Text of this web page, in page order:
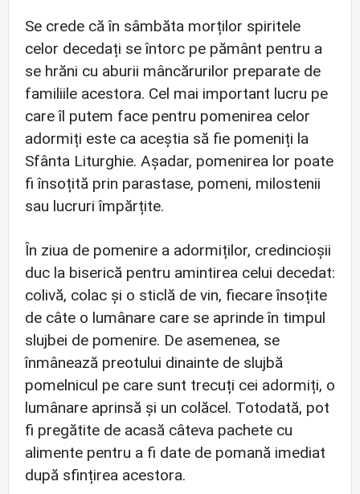
Se crede că în sâmbăta morților spiritele
celor decedați se întorc pe pământ pentru a
se hrăni cu aburii mâncărurilor preparate de
familiile acestora. Cel mai important lucru pe
care îl putem face pentru pomenirea celor
adormiți este ca aceștia să fie pomeniți la
Sfânta Liturghie. Așadar, pomenirea lor poate
fi însoțită prin parastase, pomeni, milostenii
sau lucruri împărțite.
În ziua de pomenire a adormiților, credincioșii
duc la biserică pentru amintirea celui decedat:
colivă, colac și o sticlă de vin, fiecare însoțite
de câte o lumânare care se aprinde în timpul
slujbei de pomenire. De asemenea, se
înmânează preotului dinainte de slujbă
pomelnicul pe care sunt trecuți cei adormiți, o
lumânare aprinsă și un colăcel. Totodată, pot
fi pregătite de acasă câteva pachete cu
alimente pentru a fi date de pomană imediat
după sfințirea acestora.